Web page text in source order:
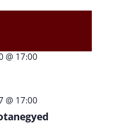
@ 17:00
@ 17:00